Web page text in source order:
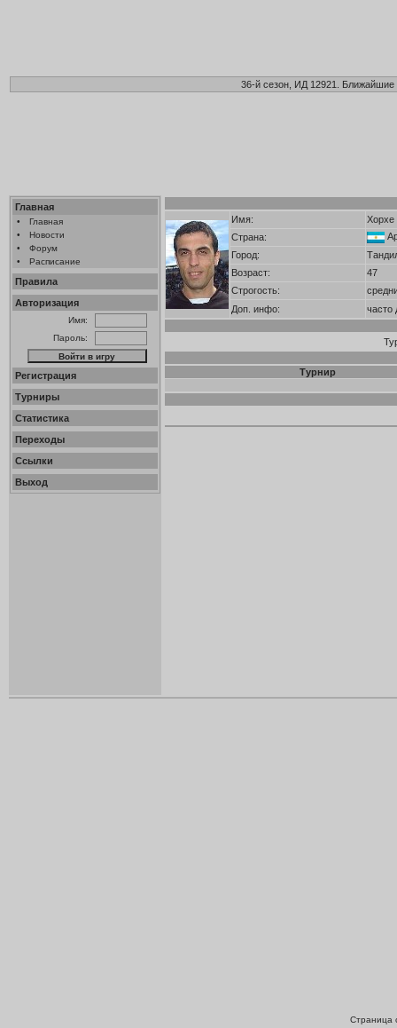
36-й сезон, ИД 12921.
Главная
•
Главная
•
Новости
•
Форум
•
Расписание
Правила
Авторизация
Имя:
Пароль:
Регистрация
Турниры
Статистика
Переходы
Ссылки
Выход
Имя:
Хорхе
Страна:
Город:
Возраст:
47
Строгость:
Доп. инфо:
часто
Турнир
Страница